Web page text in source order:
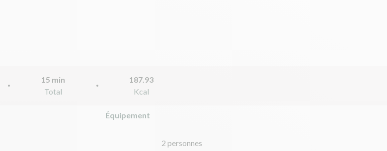
15 min
Total
187.93
Kcal
Équipement
2 personnes